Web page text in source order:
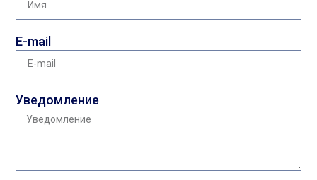
E-mail
Уведомление